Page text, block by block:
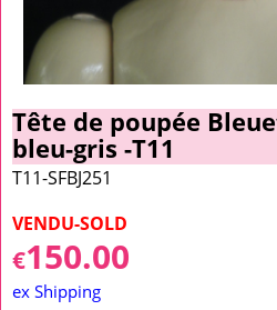
Tête de poupée
bleu-gris -T11
T11-SFBJ251
VENDU-SOLD
€150.00
ex Shipping